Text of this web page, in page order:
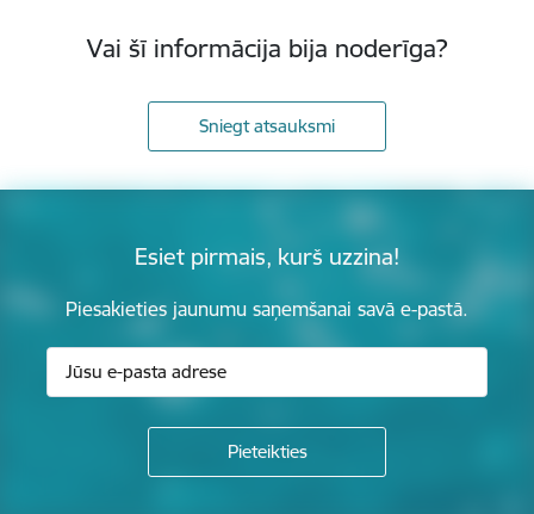
Vai šī informācija bija noderīga?
Sniegt atsauksmi
Esiet pirmais, kurš uzzina!
Piesakieties jaunumu saņemšanai savā e-pastā.